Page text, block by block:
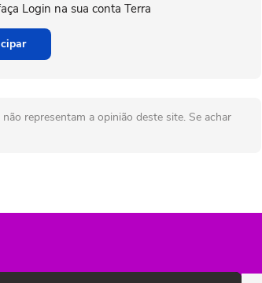
Login na sua conta Terra
representam a opinião deste site. Se achar